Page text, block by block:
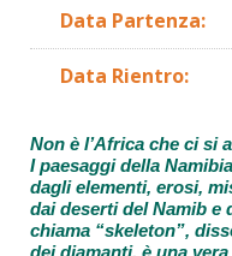
Data Partenza:
Data Rientro:
Non è l’Africa che ci si
I paesaggi della
dagli elementi, erosi,
dai deserti del Namib e
chiama “skeleton”,
dei diamanti, è una